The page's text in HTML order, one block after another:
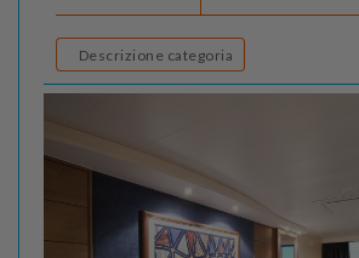
Descrizione categoria